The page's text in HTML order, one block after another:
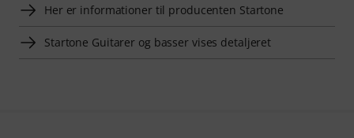
Her er informationer til producenten Startone
Startone Guitarer og basser vises detaljeret